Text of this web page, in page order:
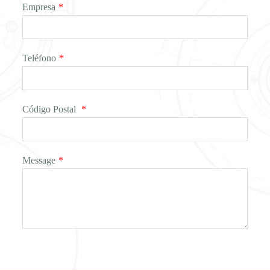
Empresa *
Teléfono *
Código Postal *
Message *